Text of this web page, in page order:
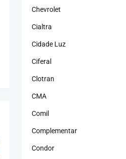
Chevrolet
Cialtra
Cidade Luz
Ciferal
Clotran
CMA
Comil
Complementar
Condor